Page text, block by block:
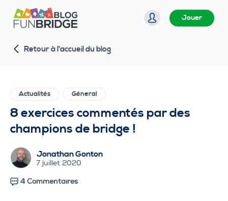
P
a
s
a
c
o
t
n
Jouer
Retour à l'accueil du blog
Actualités Géneral
8 exercices commentés par des
champions de bridge !
Jonathan Gonton
7 juillet 2020
4 Commentaires